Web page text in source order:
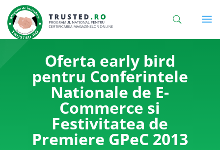
Oferta early bird
pentru Conferintele
Nationale de E-
Commerce si
Festivitatea de
Premiere GPeC 2013